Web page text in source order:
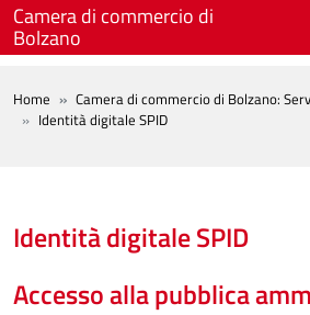
Salta al contenuto principale
Camera di commercio di
Bolzano
BREADCRUMB
Home Camera di commercio di Bolzano:
Identità digitale SPID
Identità digitale SPID
Accesso alla pubblica